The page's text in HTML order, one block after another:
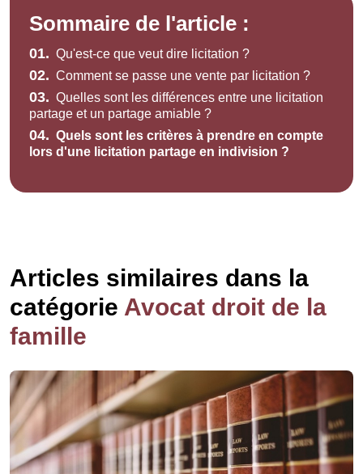
Sommaire de l'article :
01. Qu'est-ce que veut dire licitation ?
02. Comment se passe une vente par licitation ?
03. Quelles sont les différences entre une licitation
partage et un partage amiable ?
04. Quels sont les critères à prendre en compte
lors d'une licitation partage en indivision ?
Articles similaires dans la
catégorie Avocat droit de la
famille